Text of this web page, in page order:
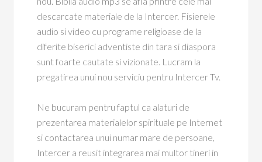
descarcate materiale de la Intercer. Fisierele
audio si video cu programe religioase de la
diferite biserici adventiste din tara si diaspora
sunt foarte cautate si vizionate. Lucram la
pregatirea unui nou serviciu pentru Intercer Tv.
Ne bucuram pentru faptul ca alaturi de
prezentarea materialelor spirituale pe Internet
si contactarea unui numar mare de persoane,
Intercer a reusit integrarea mai multor tineri in